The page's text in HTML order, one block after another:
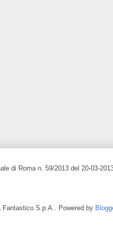
di Roma n. 59/2013 del 20-03-
Fantastico S.p.A.. Powered by